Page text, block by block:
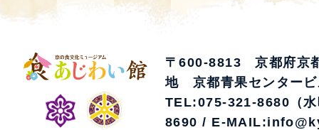
〒600-8813 京都府京
地 京都青果センタービ
TEL:075-321-8680（
8690 / E-